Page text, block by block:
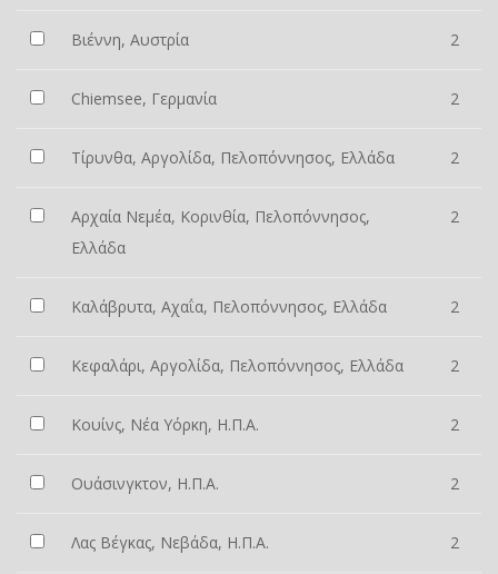
Βιέννη, Αυστρία 2
Chiemsee, Γερμανία 2
Τίρυνθα, Αργολίδα, Πελοπόννησος, Ελλάδα 2
Αρχαία Νεμέα, Κορινθία, Πελοπόννησος,
Ελλάδα
2
Καλάβρυτα, Αχαΐα, Πελοπόννησος, Ελλάδα 2
Κεφαλάρι, Αργολίδα, Πελοπόννησος, Ελλάδα 2
Κουίνς, Νέα Υόρκη, Η.Π.Α. 2
Ουάσινγκτον, Η.Π.Α. 2
Λας Βέγκας, Νεβάδα, Η.Π.Α. 2